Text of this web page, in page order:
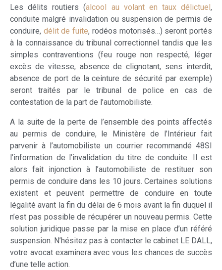
Les délits routiers (alcool au volant en taux délictuel,
conduite malgré invalidation ou suspension de permis de
conduire, délit de fuite, rodéos motorisés…) seront portés
à la connaissance du tribunal correctionnel tandis que les
simples contraventions (feu rouge non respecté, léger
excès de vitesse, absence de clignotant, sens interdit,
absence de port de la ceinture de sécurité par exemple)
seront traités par le tribunal de police en cas de
contestation de la part de l’automobiliste.
A la suite de la perte de l’ensemble des points affectés
au permis de conduire, le Ministère de l’Intérieur fait
parvenir à l’automobiliste un courrier recommandé 48SI
l’information de l’invalidation du titre de conduite. Il est
alors fait injonction à l’automobiliste de restituer son
permis de conduire dans les 10 jours. Certaines solutions
existent et peuvent permettre de conduire en toute
légalité avant la fin du délai de 6 mois avant la fin duquel il
n’est pas possible de récupérer un nouveau permis. Cette
solution juridique passe par la mise en place d’un référé
suspension. N’hésitez pas à contacter le cabinet LE DALL,
votre avocat examinera avec vous les chances de succès
d’une telle action.